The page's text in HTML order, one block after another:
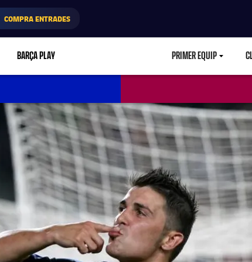
COMPRA ENTRADES
BARÇA PLAY PRIMER EQUIP